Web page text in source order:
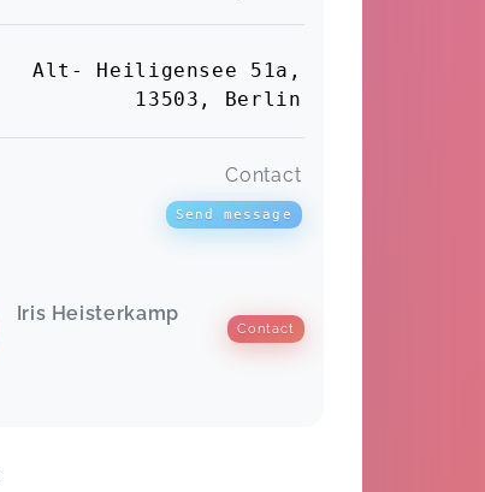
Alt- Heiligensee 51a,
13503, Berlin
Contact
Send message
Iris Heisterkamp
Contact